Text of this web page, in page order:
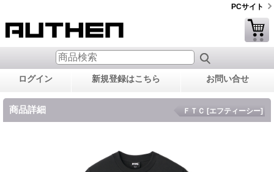
PCサイト
ログイン 新規登録はこちら お問い合せ
商品詳細 ＦＴＣ [エフティーシー]